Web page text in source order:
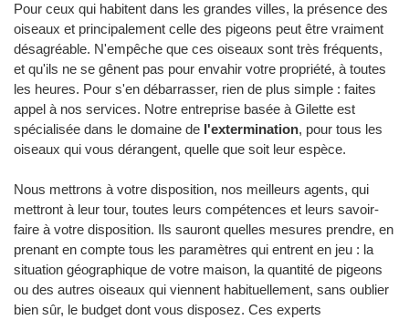
Pour ceux qui habitent dans les grandes villes, la présence des
oiseaux et principalement celle des pigeons peut être vraiment
désagréable. N'empêche que ces oiseaux sont très fréquents,
et qu'ils ne se gênent pas pour envahir votre propriété, à toutes
les heures. Pour s'en débarrasser, rien de plus simple : faites
appel à nos services. Notre entreprise basée à Gilette est
spécialisée dans le domaine de l'extermination, pour tous les
oiseaux qui vous dérangent, quelle que soit leur espèce.
Nous mettrons à votre disposition, nos meilleurs agents, qui
mettront à leur tour, toutes leurs compétences et leurs savoir-
faire à votre disposition. Ils sauront quelles mesures prendre, en
prenant en compte tous les paramètres qui entrent en jeu : la
situation géographique de votre maison, la quantité de pigeons
ou des autres oiseaux qui viennent habituellement, sans oublier
bien sûr, le budget dont vous disposez. Ces experts